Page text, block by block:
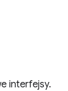
interfejsy.